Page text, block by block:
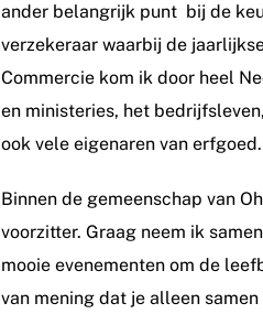
ander belangrijk punt bij de
verzekeraar waarbij de
Commercie kom ik door heel
en ministeries, het
ook vele eigenaren van erfgoed.
Binnen de gemeenschap van
voorzitter. Graag neem ik
mooie evenementen om de
van mening dat je alleen